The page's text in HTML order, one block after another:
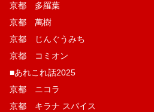
京都 多羅葉
京都 萬樹
京都 じんぐうみち
京都 コミオン
■あれこれ話2025
京都 ニコラ
京都 キラナ スパイス